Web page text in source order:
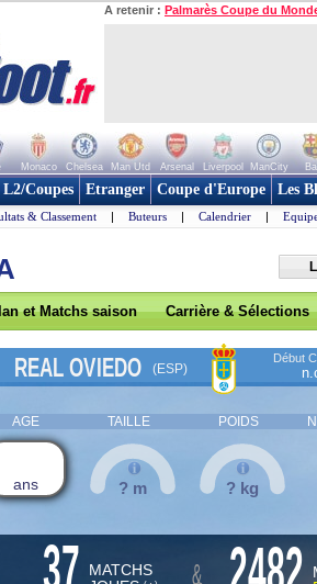
A retenir : Palmarès Coupe du
Monaco Chelsea Man Utd Arsenal Liverpool ManCity
L2/Coupes Etranger Coupe d'Europe Les
& Classement | Buteurs | Calendrier |
et Matchs saison Carrière & Sélections
REAL OVIEDO (ESP)
Début
AGE TAILLE POIDS
ans ? m ? kg
37 MATCHS &